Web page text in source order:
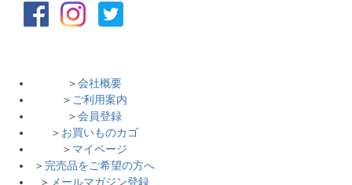
＞会社概要
＞ ご利用案内
＞会員登録
＞ お買いものカゴ
＞ マイページ
＞ 完売品をご希望の方へ
＞ メールマガジン登録